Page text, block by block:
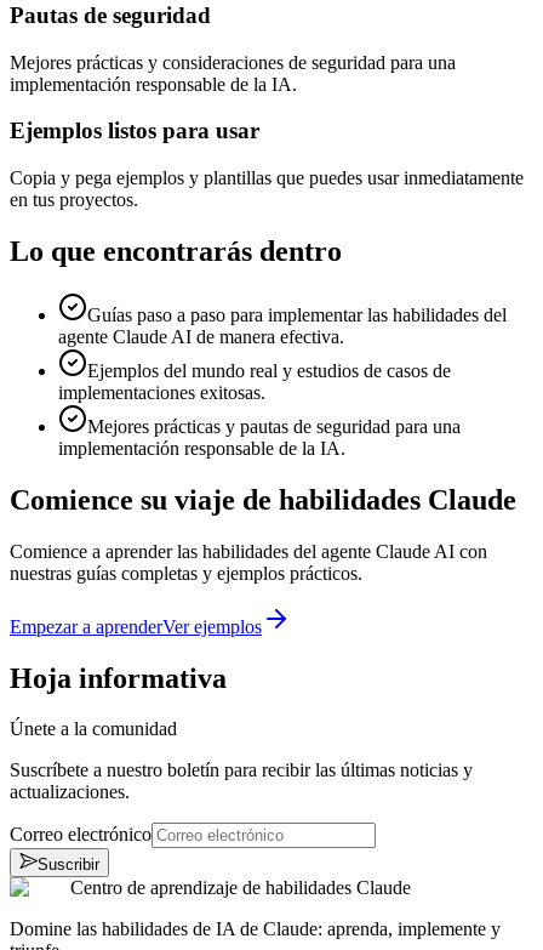
Pautas de seguridad
Mejores prácticas y consideraciones de seguridad para una
implementación responsable de la IA.
Ejemplos listos para usar
Copia y pega ejemplos y plantillas que puedes usar inmediatamente
en tus proyectos.
Lo que encontrarás dentro
Guías paso a paso para implementar las habilidades del
agente Claude AI de manera efectiva.
Ejemplos del mundo real y estudios de casos de
implementaciones exitosas.
Mejores prácticas y pautas de seguridad para una
implementación responsable de la IA.
Comience su viaje de habilidades Claude
Comience a aprender las habilidades del agente Claude AI con
nuestras guías completas y ejemplos prácticos.
Empezar a aprenderVer ejemplos
Hoja informativa
Únete a la comunidad
Suscríbete a nuestro boletín para recibir las últimas noticias y
actualizaciones.
Correo electrónico
Suscribir
Centro de aprendizaje de habilidades Claude
Domine las habilidades de IA de Claude: aprenda, implemente y